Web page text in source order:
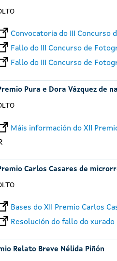
Convocatoria do III Concurso
Fallo do III Concurso de
Fallo do III Concurso de
Pura e Dora Vázquez de
Máis información do XII
Carlos Casares de
Bases do XII Premio Carlos
Resolución do fallo do xurado
Relato Breve Nélida Piñón